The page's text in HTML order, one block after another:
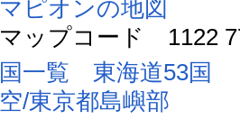
マピオンの地図
マップコード 1122
国一覧 東海道53国
空/東京都島嶼部